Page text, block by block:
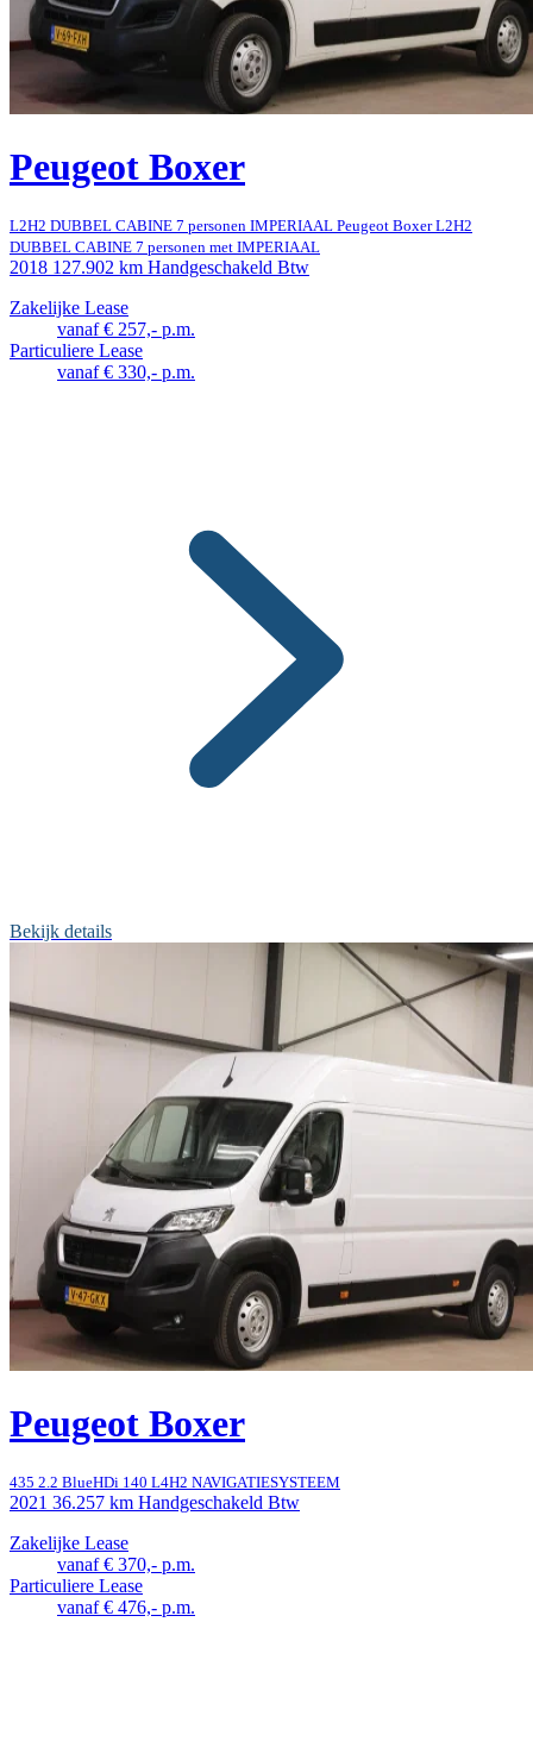
Peugeot Boxer
L2H2 DUBBEL CABINE 7 personen IMPERIAAL Peugeot Boxer L2H2
DUBBEL CABINE 7 personen met IMPERIAAL
2018 127.902 km Handgeschakeld Btw
Zakelijke Lease
vanaf € 257,- p.m.
Particuliere Lease
vanaf € 330,- p.m.
Bekijk details
Peugeot Boxer
435 2.2 BlueHDi 140 L4H2 NAVIGATIESYSTEEM
2021 36.257 km Handgeschakeld Btw
Zakelijke Lease
vanaf € 370,- p.m.
Particuliere Lease
vanaf € 476,- p.m.